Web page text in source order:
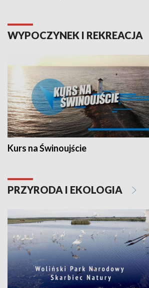
WYPOCZYNEK I REKREACJA
Kurs na Świnoujście
PRZYRODA I EKOLOGIA